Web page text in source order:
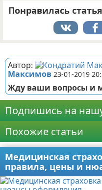
Понравилась
Автор:
Максимов 23-01-2019
Жду ваши вопросы и
Подпишись на
Похожие статьи
Медицинская
правила, цены и